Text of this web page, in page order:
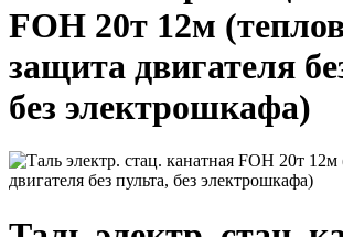
FOH 20т 12м
защита двигателя
без электрошкафа)